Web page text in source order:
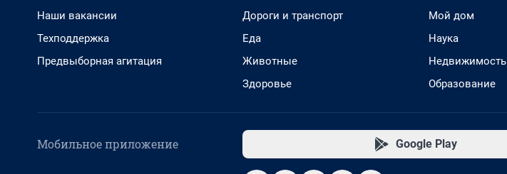
Наши вакансии
Техподдержка
Предвыборная агитация
Дороги и транспорт
Еда
Животные
Здоровье
Мой дом
Наука
Недвижимость
Образование
Мобильное приложение Google Play